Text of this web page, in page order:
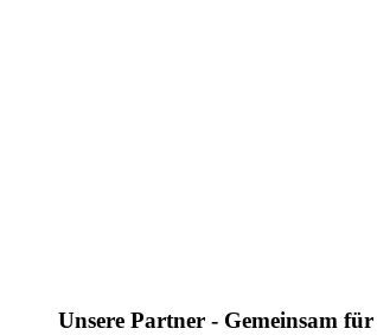
Unsere Partner - Gemeinsam